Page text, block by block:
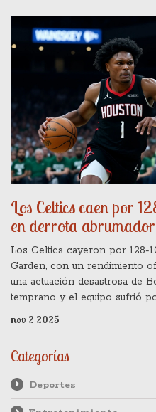
Los Celtics caen por
en derrota
Los Celtics cayeron por 128-
Garden, con un rendimiento
una actuación desastrosa de
temprano y el equipo sufrió
en nueve días.
nov 2 2025
Categorías
Deportes